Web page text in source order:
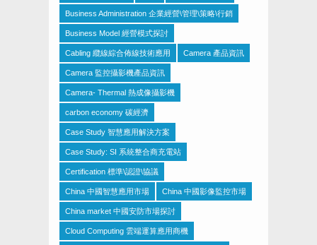
Business Administration 企業經營\管理\策略\行銷
Business Model 經營模式探討
Cabling 纜線綜合佈線技術應用 Camera 產品資訊
Camera 監控攝影機產品資訊
Camera- Thermal 熱成像攝影機
carbon economy 碳經濟
Case Study 智慧應用解決方案
Case Study: SI 系統整合商充電站
Certification 標準\認證\協議
China 中國智慧應用市場 China 中國影像監控市場
China market 中國安防市場探討
Cloud Computing 雲端運算應用商機